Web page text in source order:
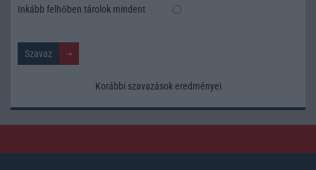
Inkább felhőben tárolok mindent
Korábbi szavazások eredményei